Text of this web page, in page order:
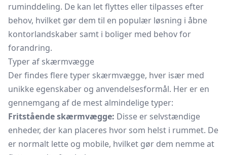
ruminddeling. De kan let flyttes eller tilpasses efter
behov, hvilket gør dem til en populær løsning i åbne
kontorlandskaber samt i boliger med behov for
forandring.
Typer af skærmvægge
Der findes flere typer skærmvægge, hver især med
unikke egenskaber og anvendelsesformål. Her er en
gennemgang af de mest almindelige typer:
Fritstående skærmvægge: Disse er selvstændige
enheder, der kan placeres hvor som helst i rummet. De
er normalt lette og mobile, hvilket gør dem nemme at